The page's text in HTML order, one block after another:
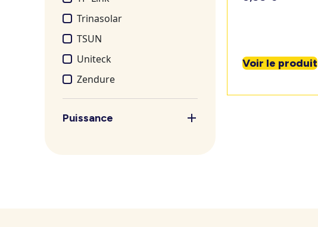
Trinasolar
TSUN
Uniteck
Zendure
Puissance
Voir le produit